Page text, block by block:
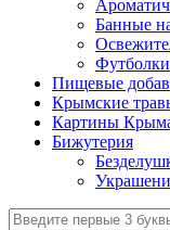
Банные
Футболки
Пищевые
Крымские
Картины
Бижутерия